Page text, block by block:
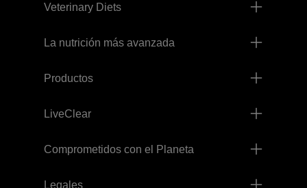
Veterinary Diets
La nutrición más avanzada
Productos
LiveClear
Comprometidos con el Planeta
Legales